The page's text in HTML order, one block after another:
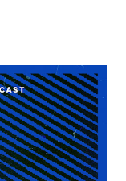
debatamos qué es
de/gracias a los
en la
título pueden ser
escuchas iniciales